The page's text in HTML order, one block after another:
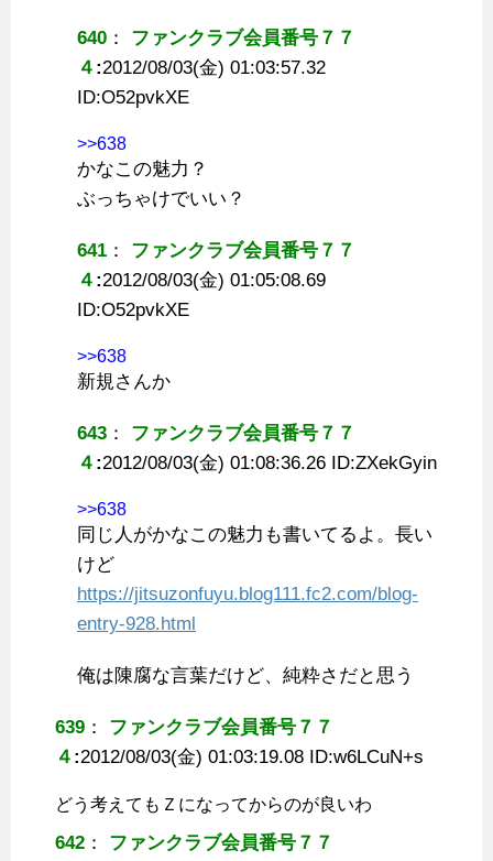
640 ： ファンクラブ会員番号７７
４ :2012/08/03(金) 01:03:57.32
ID:O52pvkXE
>>638
かなこの魅力？
ぶっちゃけでいい？
641 ： ファンクラブ会員番号７７
４ :2012/08/03(金) 01:05:08.69
ID:O52pvkXE
>>638
新規さんか
643 ： ファンクラブ会員番号７７
４ :2012/08/03(金) 01:08:36.26 ID:ZXekGyin
>>638
同じ人がかなこの魅力も書いてるよ。長い
けど
https://jitsuzonfuyu.blog111.fc2.com/blog-
entry-928.html
俺は陳腐な言葉だけど、純粋さだと思う
639 ： ファンクラブ会員番号７７
４ :2012/08/03(金) 01:03:19.08 ID:w6LCuN+s
どう考えてもＺになってからのが良いわ
642 ： ファンクラブ会員番号７７